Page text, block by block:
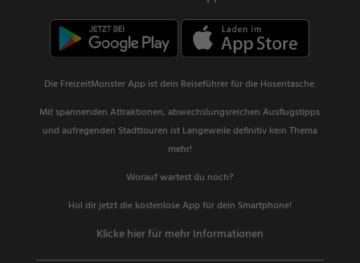
Die FreizeitMonster App ist dein Reiseführer für die Hosentasche.
Mit spannenden Attraktionen, abwechslungsreichen Ausflugstipps
und aufregenden Stadttouren ist Langeweile definitiv kein Thema
mehr!
Worauf wartest du noch?
Hol dir jetzt die kostenlose App für dein Smartphone!
Klicke hier für mehr Informationen